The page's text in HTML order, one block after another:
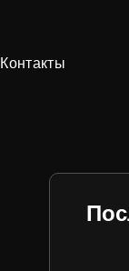
Контакты